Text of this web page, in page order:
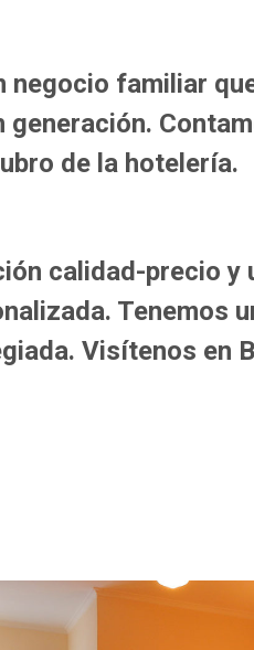
negocio familiar
de la hotelería.
calidad-precio y
Tenemos
Visítenos en